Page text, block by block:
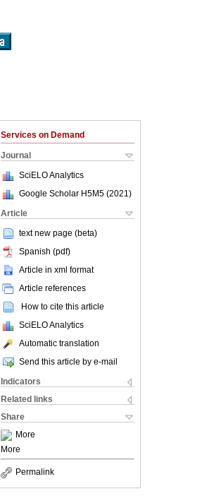
Services on Demand
Journal
SciELO Analytics
Google Scholar H5M5 (2021 )
Article
text new page (beta)
Spanish (pdf)
Article in xml format
Article references
How to cite this article
SciELO Analytics
Automatic translation
Send this article by e-mail
Indicators
Related links
Share
More
More
Permalink